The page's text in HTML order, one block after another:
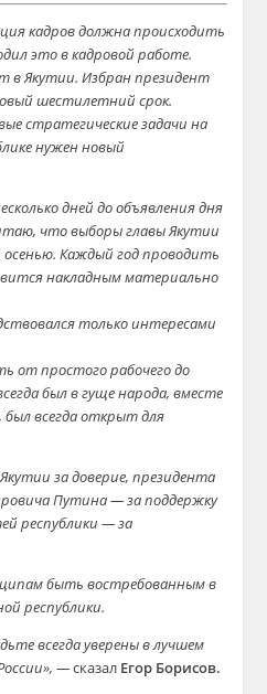
кадров должна происходить
это в кадровой работе.
в Якутии. Избран президент
шестилетний срок.
стратегические задачи на
нужен новый
дней до объявления дня
что выборы главы Якутии
Каждый год проводить
накладным материально
только интересами
от простого рабочего до
был в гуще народа, вместе
был всегда открыт для
за доверие, президента
Путина — за поддержку
республики — за
быть востребованным в
республики.
всегда уверены в лучшем
—сказал Егор Борисов.